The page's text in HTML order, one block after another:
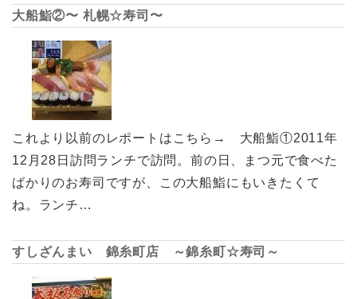
大船鮨②〜 札幌☆寿司〜
これより以前のレポートはこちら→ 大船鮨①2011年
12月28日訪問ランチで訪問。前の日、まつ元で食べた
ばかりのお寿司ですが、この大船鮨にもいきたくて
ね。ランチ…
すしざんまい 錦糸町店 ～錦糸町☆寿司～